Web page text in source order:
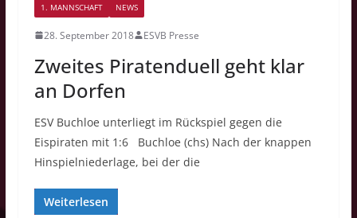
1. MANNSCHAFT NEWS
28. September 2018 ESVB Presse
Zweites Piratenduell geht klar
an Dorfen
ESV Buchloe unterliegt im Rückspiel gegen die
Eispiraten mit 1:6 Buchloe (chs) Nach der knappen
Hinspielniederlage, bei der die
Weiterlesen